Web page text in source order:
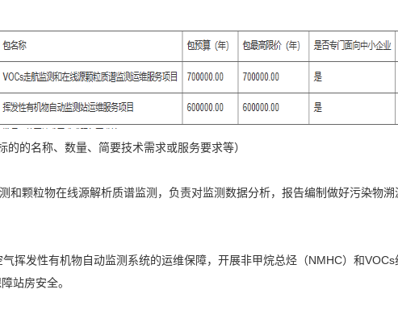
的名称、数量、简要技术需求或服务要求等）
和颗粒物在线源解析质谱监测，负责对监测数据分析，报告编制做好污染物
气挥发性有机物自动监测系统的运维保障，开展非甲烷总烃（NMHC）和
站房安全。